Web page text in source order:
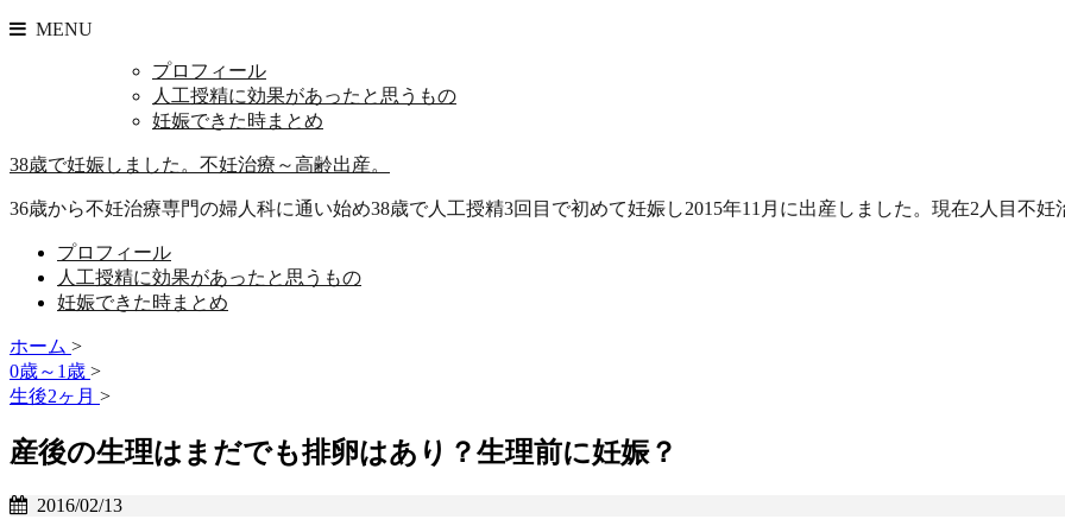
MENU
プロフィール
人工授精に効果があったと思うもの
妊娠できた時まとめ
38歳で妊娠しました。不妊治療～高齢出産。
36歳から不妊治療専門の婦人科に通い始め38歳で人工授精3回目で初めて妊娠し2015年11月に出産しました。現在2人目不妊
プロフィール
人工授精に効果があったと思うもの
妊娠できた時まとめ
ホーム >
0歳～1歳 >
生後2ヶ月 >
産後の生理はまだでも排卵はあり？生理前に妊娠？
2016/02/13